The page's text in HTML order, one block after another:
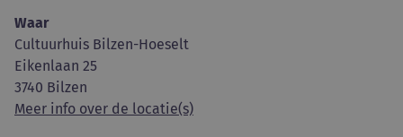
Waar
Cultuurhuis Bilzen-Hoeselt
Eikenlaan 25
3740 Bilzen
Meer info over de locatie(s)